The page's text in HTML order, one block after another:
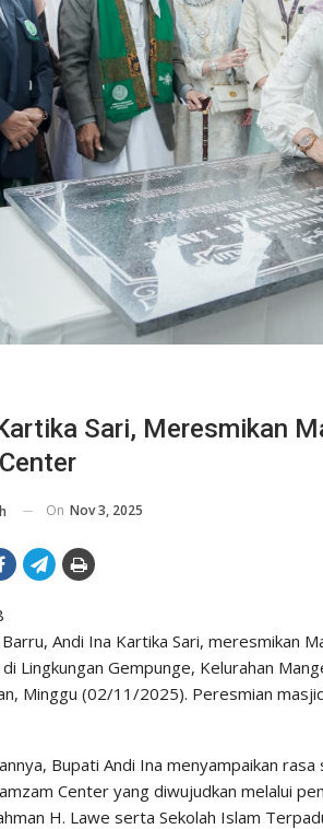
Sari, Meresmikan
On Nov 3, 2025
Andi Ina Kartika Sari, meresmikan
Lingkungan Gempunge, Kelurahan
Minggu (02/11/2025). Peresmian
Bupati Andi Ina menyampaikan
Center yang diwujudkan melalui
H. Lawe serta Sekolah Islam